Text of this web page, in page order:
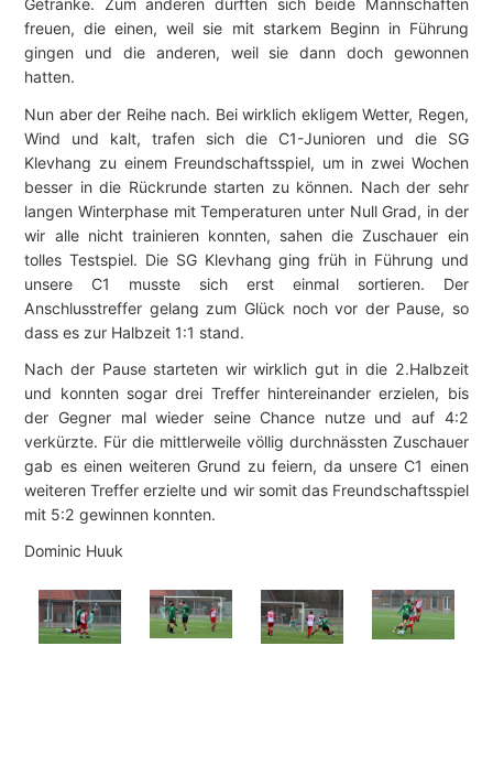
Getränke. Zum anderen durften sich beide Mannschaften
freuen, die einen, weil sie mit starkem Beginn in Führung
gingen und die anderen, weil sie dann doch gewonnen
hatten.
Nun aber der Reihe nach. Bei wirklich ekligem Wetter, Regen,
Wind und kalt, trafen sich die C1-Junioren und die SG
Klevhang zu einem Freundschaftsspiel, um in zwei Wochen
besser in die Rückrunde starten zu können. Nach der sehr
langen Winterphase mit Temperaturen unter Null Grad, in der
wir alle nicht trainieren konnten, sahen die Zuschauer ein
tolles Testspiel. Die SG Klevhang ging früh in Führung und
unsere C1 musste sich erst einmal sortieren. Der
Anschlusstreffer gelang zum Glück noch vor der Pause, so
dass es zur Halbzeit 1:1 stand.
Nach der Pause starteten wir wirklich gut in die 2.Halbzeit
und konnten sogar drei Treffer hintereinander erzielen, bis
der Gegner mal wieder seine Chance nutze und auf 4:2
verkürzte. Für die mittlerweile völlig durchnässten Zuschauer
gab es einen weiteren Grund zu feiern, da unsere C1 einen
weiteren Treffer erzielte und wir somit das Freundschaftsspiel
mit 5:2 gewinnen konnten.
Dominic Huuk